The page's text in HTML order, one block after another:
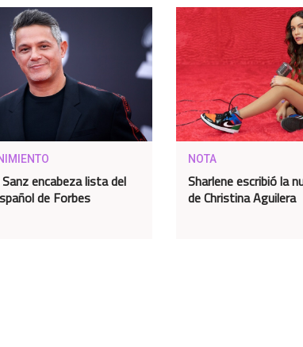
encabeza lista del
de Forbes
NOTA
Sharlene escribió la
de Christina Aguilera